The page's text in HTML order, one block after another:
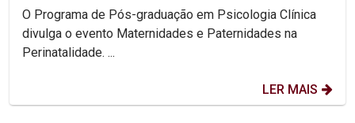
O Programa de Pós-graduação em Psicologia Clínica
divulga o evento Maternidades e Paternidades na
Perinatalidade. ...
LER MAIS